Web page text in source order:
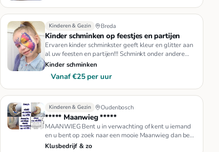
Kinderen & Gezin Breda
Kinder schminken op feestjes en partijen
Ervaren kinder schminkster geeft kleur en glitter aan
al uw feesten en partijen!!! Schminkt onder andere
vlinders, prins…
Kinder schminken
Vanaf €25 per uur
Kinderen & Gezin Oudenbosch
***** Maanwieg *****
MAANWIEG Bent u in verwachting of kent u iemand
en u bent op zoek naar een mooie Maanwieg dan bent
u aan het juiste adre…
Klusbedrijf & zo